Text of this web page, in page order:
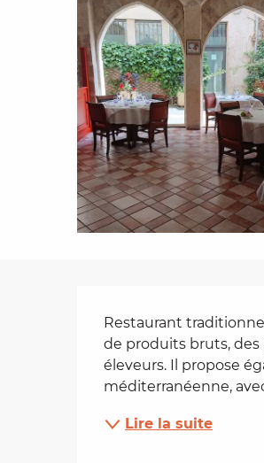
Restaurant
de produits bruts, des
éleveurs. Il propose
méditerranéenne,
Lire la suite